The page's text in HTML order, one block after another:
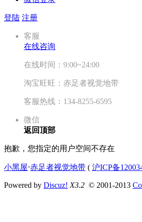
登陆 注册
客服
在线咨询
在线时间：9:00~24:00
淘宝旺旺：赤足者视觉地带
客服热线：134-8255-6595
微信
返回顶部
抱歉，您指定的用户空间不存在
小黑屋⋅赤足者视觉地带 ( 沪ICP备
Powered by Discuz! X3.2 © 2001-2013